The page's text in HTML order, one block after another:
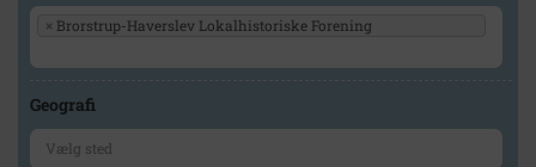
× Brorstrup-Haverslev Lokalhistoriske Forening
Geografi